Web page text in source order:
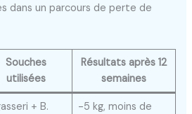
dans un parcours de perte de
Souches
utilisées
Résultats après 12
semaines
+ B.
-5 kg, moins de